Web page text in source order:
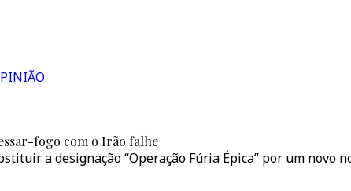
fogo com o Irão falhe
a designação “Operação Fúria Épica” por um